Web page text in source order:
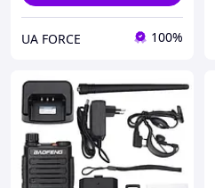
UA FORCE 100%